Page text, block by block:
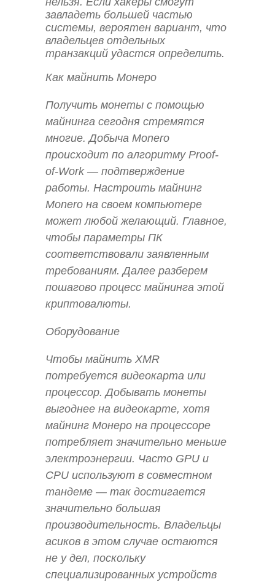
завладеть большей частью
системы, вероятен вариант, что
владельцев отдельных
транзакций удастся определить.
Как майнить Монеро
Получить монеты с помощью
майнинга сегодня стремятся
многие. Добыча Monero
происходит по алгоритму Proof-
of-Work — подтверждение
работы. Настроить майнинг
Monero на своем компьютере
может любой желающий. Главное,
чтобы параметры ПК
соответствовали заявленным
требованиям. Далее разберем
пошагово процесс майнинга этой
криптовалюты.
Оборудование
Чтобы майнить XMR
потребуется видеокарта или
процессор. Добывать монеты
выгоднее на видеокарте, хотя
майнинг Монеро на процессоре
потребляет значительно меньше
электроэнергии. Часто GPU и
CPU используют в совместном
тандеме — так достигается
значительно большая
производительность. Владельцы
асиков в этом случае остаются
не у дел, поскольку
специализированных устройств